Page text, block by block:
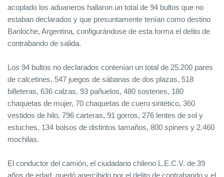
acoplado los aduaneros hallaron un total de 94 bultos que no
estaban declarados y que presuntamente tenían como destino
Bariloche, Argentina, configurándose de esta forma el delito de
contrabando de salida.
Los 94 bultos no declarados contenían un total de 25.200 pares
de calcetines, 547 juegos de sábanas de dos plazas, 518
billeteras, 636 calzas, 93 pañuelos, 480 sostenes, 180
chaquetas de mujer, 70 chaquetas de cuero sintético, 360
vestidos de hilo, 796 carteras, 91 gorros, 276 lentes de sol y
estuches, 134 bolsos de distintos tamaños, 800 spiners y 2.460
mochilas.
El conductor del camión, el ciudadano chileno L.E.C.V. de 39
años de edad, quedó apercibido por el delito de contrabando y el